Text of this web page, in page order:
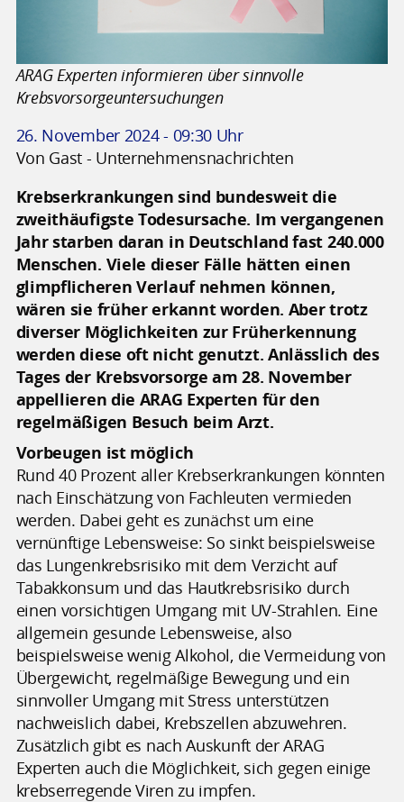
ARAG Experten informieren über sinnvolle
Krebsvorsorgeuntersuchungen
26. November 2024 - 09:30 Uhr
Von Gast - Unternehmensnachrichten
Krebserkrankungen sind bundesweit die
zweithäufigste Todesursache. Im vergangenen
Jahr starben daran in Deutschland fast 240.000
Menschen. Viele dieser Fälle hätten einen
glimpflicheren Verlauf nehmen können,
wären sie früher erkannt worden. Aber trotz
diverser Möglichkeiten zur Früherkennung
werden diese oft nicht genutzt. Anlässlich des
Tages der Krebsvorsorge am 28. November
appellieren die ARAG Experten für den
regelmäßigen Besuch beim Arzt.
Vorbeugen ist möglich
Rund 40 Prozent aller Krebserkrankungen könnten
nach Einschätzung von Fachleuten vermieden
werden. Dabei geht es zunächst um eine
vernünftige Lebensweise: So sinkt beispielsweise
das Lungenkrebsrisiko mit dem Verzicht auf
Tabakkonsum und das Hautkrebsrisiko durch
einen vorsichtigen Umgang mit UV-Strahlen. Eine
allgemein gesunde Lebensweise, also
beispielsweise wenig Alkohol, die Vermeidung von
Übergewicht, regelmäßige Bewegung und ein
sinnvoller Umgang mit Stress unterstützen
nachweislich dabei, Krebszellen abzuwehren.
Zusätzlich gibt es nach Auskunft der ARAG
Experten auch die Möglichkeit, sich gegen einige
krebserregende Viren zu impfen.